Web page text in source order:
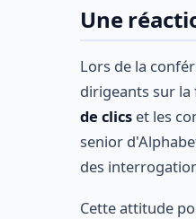
Une
Lors de la
dirigeants sur
de clics et les
senior
des
Cette attitude